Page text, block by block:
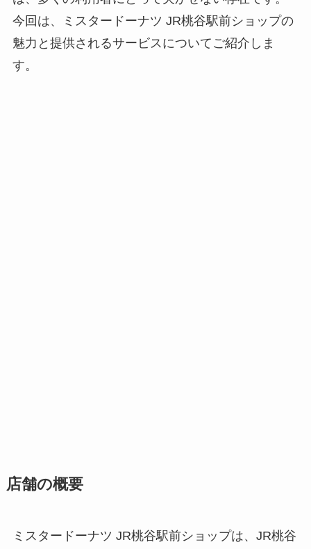
今回は、ミスタードーナツ JR桃谷駅前ショップの
魅力と提供されるサービスについてご紹介しま
す。
店舗の概要
ミスタードーナツ JR桃谷駅前ショップは、JR桃谷